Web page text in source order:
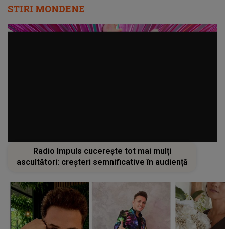
STIRI MONDENE
Radio Impuls cucerește tot mai mulți
ascultători: creșteri semnificative în audiență